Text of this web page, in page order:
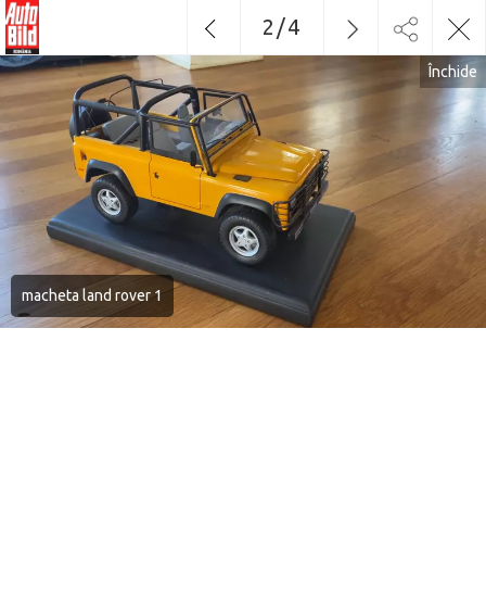
macheta land rover 1
Închide
2 /4